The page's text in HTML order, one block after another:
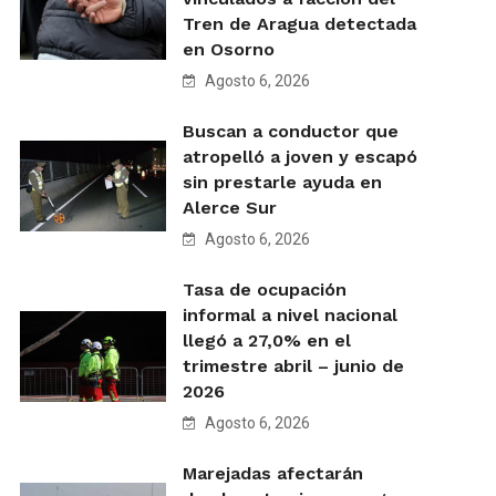
Tren de Aragua detectada
en Osorno
Agosto 6, 2026
Buscan a conductor que
atropelló a joven y escapó
sin prestarle ayuda en
Alerce Sur
Agosto 6, 2026
Tasa de ocupación
informal a nivel nacional
llegó a 27,0% en el
trimestre abril – junio de
2026
Agosto 6, 2026
Marejadas afectarán